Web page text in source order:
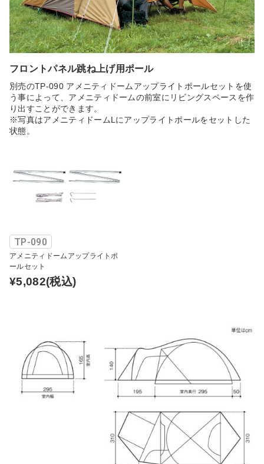
フロントパネル跳ね上げ用ポール
別売のTP-090 アメニティドームアップライトポールセットを使
う事によって、アメニティドームの前室にリビングスペースを作
り出すことができます。
※写真はアメニティドームLにアップライトポールをセットした
状態。
TP-090
アメニティドームアップライトポ
ールセット
¥5,082(税込)